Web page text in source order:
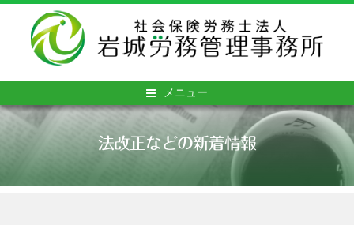
メニュー
法改正などの新着情報